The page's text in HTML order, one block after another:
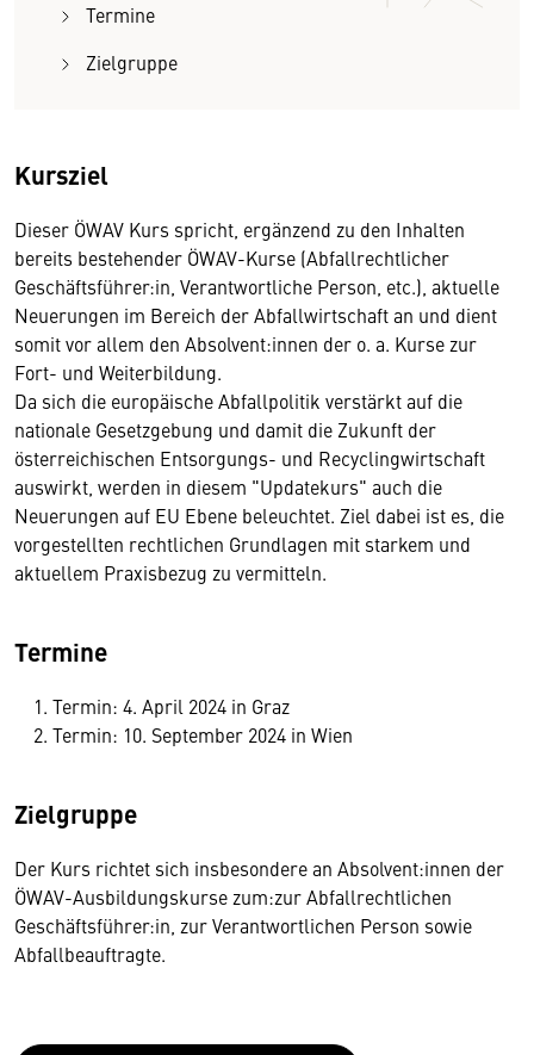
Termine
Zielgruppe
Kursziel
Dieser ÖWAV Kurs spricht, ergänzend zu den Inhalten
bereits bestehender ÖWAV-Kurse (Abfallrechtlicher
Geschäftsführer:in, Verantwortliche Person, etc.), aktuelle
Neuerungen im Bereich der Abfallwirtschaft an und dient
somit vor allem den Absolvent:innen der o. a. Kurse zur
Fort- und Weiterbildung.
Da sich die europäische Abfallpolitik verstärkt auf die
nationale Gesetzgebung und damit die Zukunft der
österreichischen Entsorgungs- und Recyclingwirtschaft
auswirkt, werden in diesem "Updatekurs" auch die
Neuerungen auf EU Ebene beleuchtet. Ziel dabei ist es, die
vorgestellten rechtlichen Grundlagen mit starkem und
aktuellem Praxisbezug zu vermitteln.
Termine
Termin: 4. April 2024 in Graz
Termin: 10. September 2024 in Wien
Zielgruppe
Der Kurs richtet sich insbesondere an Absolvent:innen der
ÖWAV-Ausbildungskurse zum:zur Abfallrechtlichen
Geschäftsführer:in, zur Verantwortlichen Person sowie
Abfallbeauftragte.